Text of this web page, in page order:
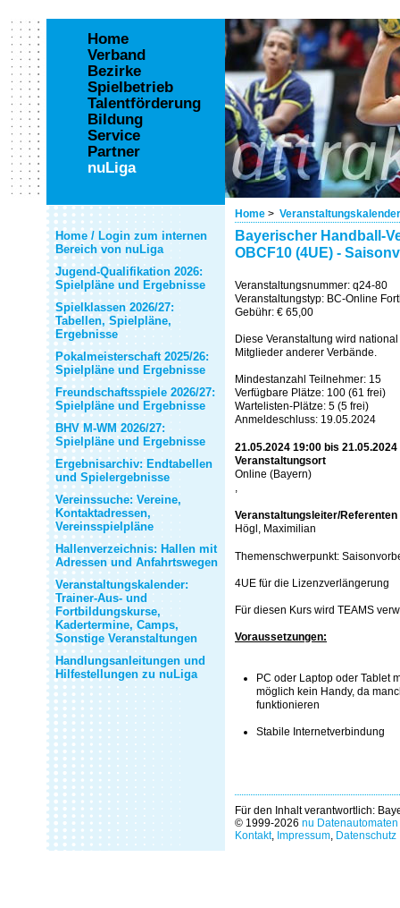
Home > Veranstaltungskalender
Home
Verband
Bezirke
Spielbetrieb
Talentförderung
Bildung
Service
Partner
nuLiga
Home / Login zum internen
Bereich von nuLiga
Jugend-Qualifikation 2026:
Spielpläne und Ergebnisse
Spielklassen 2026/27:
Tabellen, Spielpläne,
Ergebnisse
Pokalmeisterschaft 2025/26:
Spielpläne und Ergebnisse
Freundschaftsspiele 2026/27:
Spielpläne und Ergebnisse
BHV M-WM 2026/27:
Spielpläne und Ergebnisse
Ergebnisarchiv: Endtabellen
und Spielergebnisse
Vereinssuche: Vereine,
Kontaktadressen,
Vereinsspielpläne
Hallenverzeichnis: Hallen mit
Adressen und Anfahrtswegen
Veranstaltungskalender:
Trainer-Aus- und
Fortbildungskurse,
Kadertermine, Camps,
Sonstige Veranstaltungen
Handlungsanleitungen und
Hilfestellungen zu nuLiga
Bayerischer Handball-
OBCF10 (4UE) -
Veranstaltungsnummer: q24-80
Veranstaltungstyp: BC-Online
Gebühr: € 65,00
Diese Veranstaltung wird
Mitglieder anderer Verbände.
Mindestanzahl Teilnehmer: 15
Verfügbare Plätze: 100 (61 frei)
Wartelisten-Plätze: 5 (5 frei)
Anmeldeschluss: 19.05.2024
21.05.2024 19:00 bis
Veranstaltungsort
Online (Bayern)
,
Veranstaltungsleiter/Referenten
Högl, Maximilian
Themenschwerpunkt:
4UE für die Lizenzverlängerung
Für diesen Kurs wird TEAMS
Voraussetzungen:
PC oder Laptop oder Tablet
möglich kein Handy, da
funktionieren
Stabile Internetverbindung
Für den Inhalt verantwortlich:
© 1999-2026 nu
Kontakt, Impressum, Datenschutz